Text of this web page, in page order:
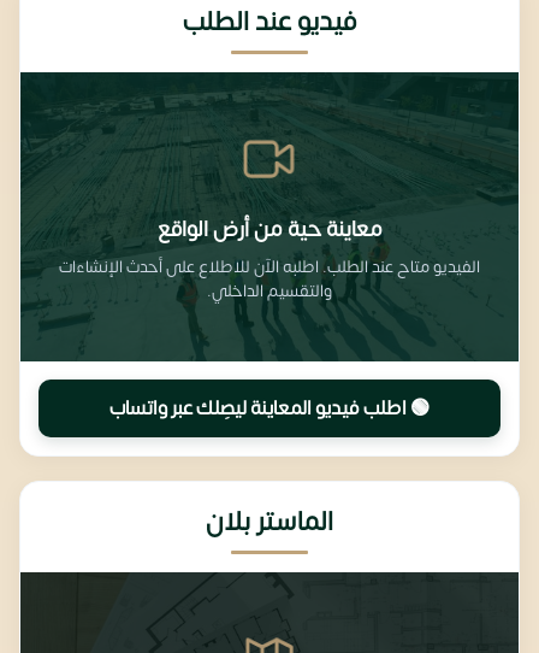
فيديو عند الطلب
معاينة حية من أرض الواقع
الفيديو متاح عند الطلب. اطلبه الآن للاطلاع على أحدث الإنشاءات
والتقسيم الداخلي.
🟢 اطلب فيديو المعاينة ليصِلك عبر واتساب
الماستر بلان